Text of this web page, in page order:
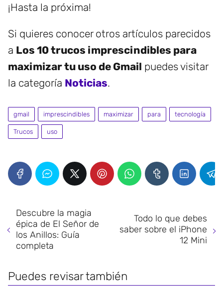
¡Hasta la próxima!
Si quieres conocer otros artículos parecidos
a Los 10 trucos imprescindibles para
maximizar tu uso de Gmail puedes visitar
la categoría Noticias.
gmail imprescindibles maximizar para tecnología
Trucos uso
Descubre la magia
épica de El Señor de
los Anillos: Guía
completa
Todo lo que debes
saber sobre el iPhone
12 Mini
Puedes revisar también